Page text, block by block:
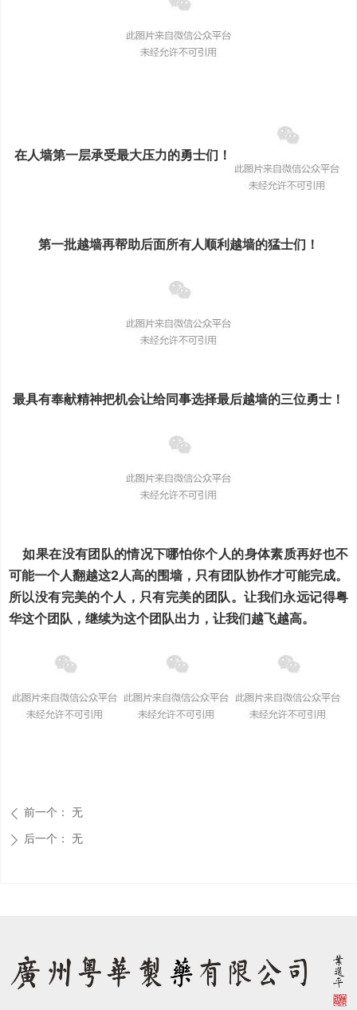
在人墙第一层承受最大压力的勇士们！
第一批越墙再帮助后面所有人顺利越墙的猛士们！
最具有奉献精神把机会让给同事选择最后越墙的三位勇士！
如果在没有团队的情况下哪怕你个人的身体素质再好也不
可能一个人翻越这2人高的围墙，只有团队协作才可能完成。
所以没有完美的个人，只有完美的团队。让我们永远记得粤
华这个团队，继续为这个团队出力，让我们越飞越高。
ꄴ 前一个： 无
ꄲ 后一个： 无